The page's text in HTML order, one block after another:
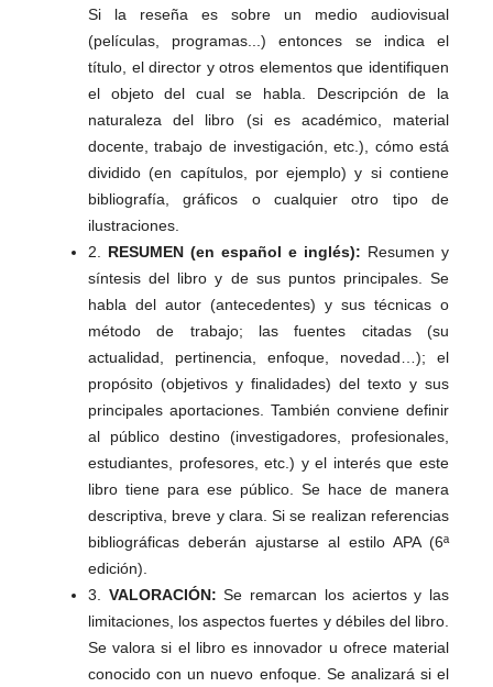
Si la reseña es sobre un medio audiovisual
(películas, programas...) entonces se indica el
título, el director y otros elementos que identifiquen
el objeto del cual se habla. Descripción de la
naturaleza del libro (si es académico, material
docente, trabajo de investigación, etc.), cómo está
dividido (en capítulos, por ejemplo) y si contiene
bibliografía, gráficos o cualquier otro tipo de
ilustraciones.
2. RESUMEN (en español e inglés): Resumen y
síntesis del libro y de sus puntos principales. Se
habla del autor (antecedentes) y sus técnicas o
método de trabajo; las fuentes citadas (su
actualidad, pertinencia, enfoque, novedad…); el
propósito (objetivos y finalidades) del texto y sus
principales aportaciones. También conviene definir
al público destino (investigadores, profesionales,
estudiantes, profesores, etc.) y el interés que este
libro tiene para ese público. Se hace de manera
descriptiva, breve y clara. Si se realizan referencias
bibliográficas deberán ajustarse al estilo APA (6ª
edición).
3. VALORACIÓN: Se remarcan los aciertos y las
limitaciones, los aspectos fuertes y débiles del libro.
Se valora si el libro es innovador u ofrece material
conocido con un nuevo enfoque. Se analizará si el